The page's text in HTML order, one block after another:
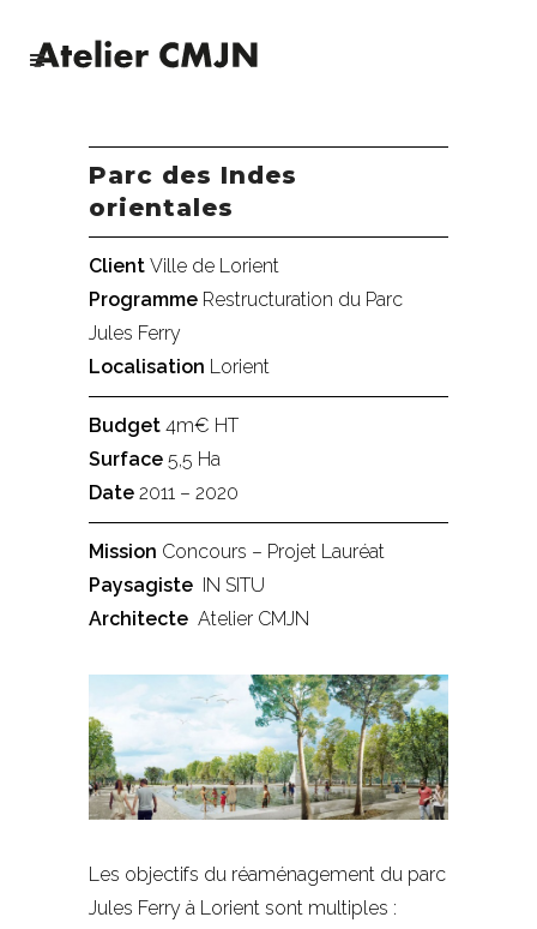
Parc des Indes
orientales
Client Ville de Lorient
Programme Restructuration du Parc
Jules Ferry
Localisation Lorient
Budget 4m€ HT
Surface 5,5 Ha
Date 2011 – 2020
Mission Concours – Projet Lauréat
Paysagiste IN SITU
Architecte Atelier CMJN
Les objectifs du réaménagement du parc
Jules Ferry à Lorient sont multiples :